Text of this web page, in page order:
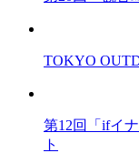
TOKYO
第12回「ifイ
ト